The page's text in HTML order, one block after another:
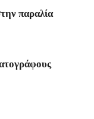
παραλία